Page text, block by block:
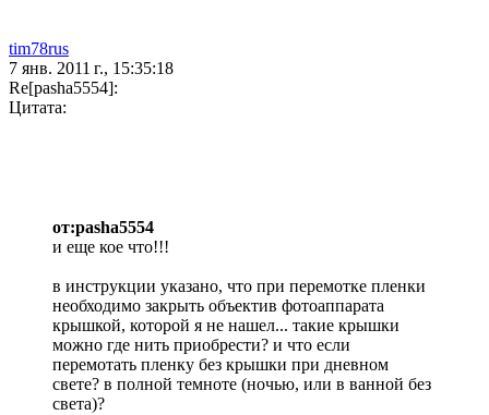
tim78rus
7 янв. 2011 г., 15:35:18
Re[pasha5554]:
Цитата:
от:pasha5554
и еще кое что!!!
в инструкции указано, что при перемотке пленки
необходимо закрыть объектив фотоаппарата
крышкой, которой я не нашел... такие крышки
можно где нить приобрести? и что если
перемотать пленку без крышки при дневном
свете? в полной темноте (ночью, или в ванной без
света)?